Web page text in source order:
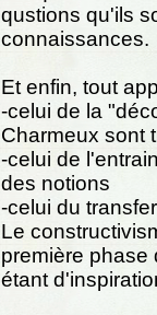
qustions qu'ils
connaissances.
Et enfin, tout
-celui de la
Charmeux sont
-celui de
des notions
-celui du
Le
première phase
étant